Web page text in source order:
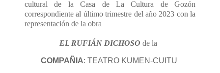
cultural de la Casa de La Cultura de Gozón
correspondiente al último trimestre del año 2023 con la
representación de la obra
EL RUFIÁN DICHOSO de la
COMPAÑIA: TEATRO KUMEN-CUITU